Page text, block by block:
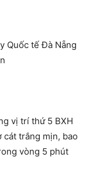
Quốc tế Đà Nẵng
vị trí thứ 5 BXH
trắng mịn, bao
vòng 5 phút